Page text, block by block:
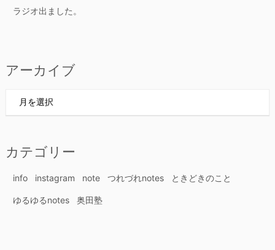
ラジオ出ました。
アーカイブ
ブ
カテゴリー
info instagram note つれづれnotes ときどきのこと
ゆるゆるnotes 奥田塾